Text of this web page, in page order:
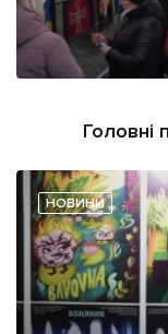
Головні
НОВИНИ